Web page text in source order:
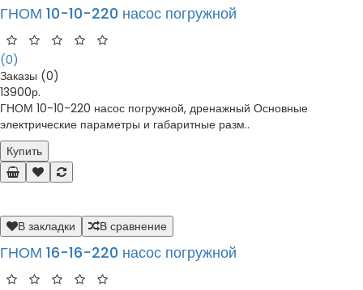
ГНОМ 10-10-220 насос погружной
(0)
Заказы (0)
13900р.
ГНОМ 10-10-220 насос погружной, дренажный Основные
электрические параметры и габаритные разм..
Купить
В закладки В сравнение
ГНОМ 16-16-220 насос погружной